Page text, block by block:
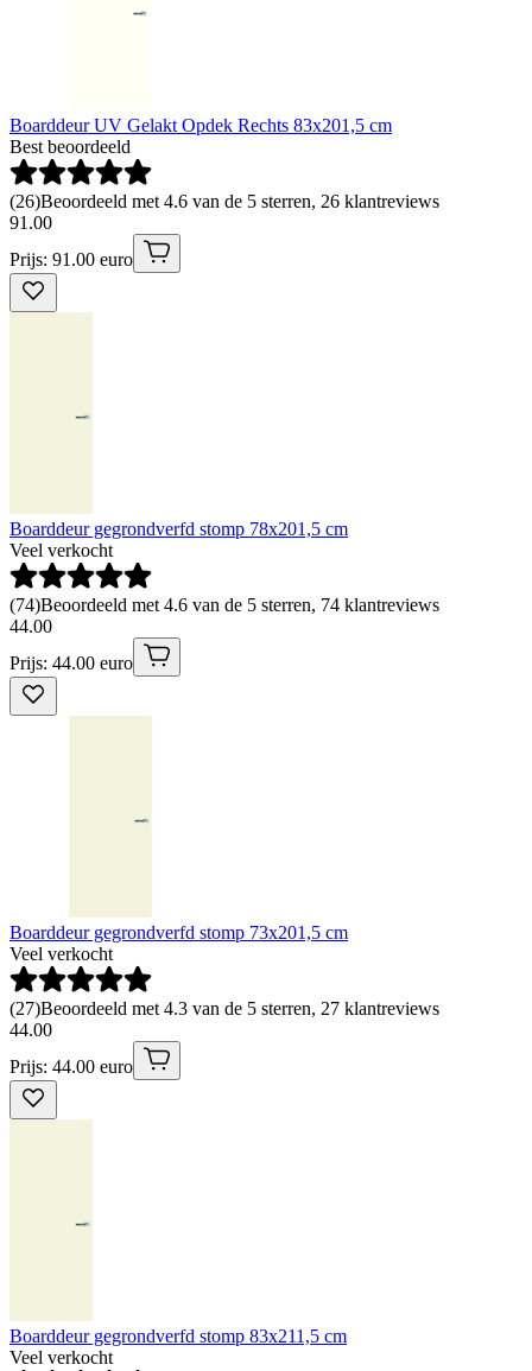
Boarddeur UV Gelakt Opdek Rechts 83x201,5 cm
Best beoordeeld
(26)Beoordeeld met 4.6 van de 5 sterren, 26 klantreviews
91 .00
Prijs: 91.00 euro
Boarddeur gegrondverfd stomp 78x201,5 cm
Veel verkocht
(74)Beoordeeld met 4.6 van de 5 sterren, 74 klantreviews
44.00
Prijs: 44.00 euro
Boarddeur gegrondverfd stomp 73x201,5 cm
Veel verkocht
(27)Beoordeeld met 4.3 van de 5 sterren, 27 klantreviews
44.00
Prijs: 44.00 euro
Boarddeur gegrondverfd stomp 83x211,5 cm
Veel verkocht